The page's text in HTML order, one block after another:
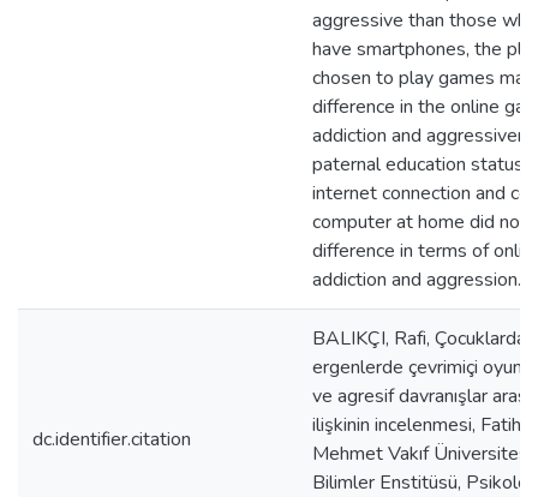
aggressive than those
have smartphones, the
chosen to play games
difference in the online
addiction and
paternal education status,
internet connection and
computer at home did not
difference in terms of
addiction and aggression.
dc.identifier.citation
BALIKÇI, Rafi, Çocuklarda
ergenlerde çevrimiçi oyun
ve agresif davranışlar
ilişkinin incelenmesi, Fatih
Mehmet Vakıf
Bilimler Enstitüsü, Psikoloji